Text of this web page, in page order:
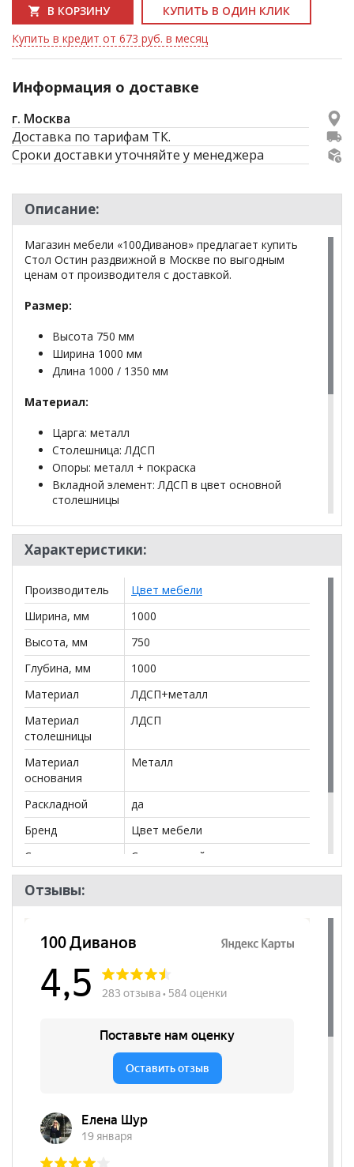
В КОРЗИНУ
КУПИТЬ В ОДИН КЛИК
Купить в кредит от 673 руб. в месяц
Информация о доставке
г. Москва
Доставка по тарифам ТК.
Сроки доставки уточняйте у менеджера
Описание:
Магазин мебели «100Диванов» предлагает купить
Стол Остин раздвижной в Москве по выгодным
ценам от производителя с доставкой.
Размер:
Высота 750 мм
Ширина 1000 мм
Длина 1000 / 1350 мм
Материал:
Царга: металл
Столешница: ЛДСП
Опоры: металл + покраска
Вкладной элемент: ЛДСП в цвет основной
столешницы
Цвет:Сосна Пасадена/ Черный
*Дополнительную информацию о том, как купить
Стол Остин раздвижнойуточняйте у нашего
менеджера по телефону
**Цены на официальном сайте100диванов.com
действительны только для интернет-магазина
могут отличаться от цен в розничных магазинах-
салонах сети!
Характеристики:
Производитель
Цвет мебели
Ширина, мм
1000
Высота, мм
750
Глубина, мм
1000
Материал
ЛДСП+металл
Материал
столешницы
ЛДСП
Материал
основания
Металл
Раскладной
да
Бренд
Цвет мебели
Стиль
Современный
Комната
Пол
Отзывы: